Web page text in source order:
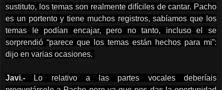
sustituto, los temas son realmente difíciles de cantar. Pacho
es un portento y tiene muchos registros, sabíamos que los
temas le podían encajar, pero no tanto, incluso el se
sorprendió “parece que los temas están hechos para mi”:
dijo en varias ocasiones.
Javi.- Lo relativo a las partes vocales deberíais